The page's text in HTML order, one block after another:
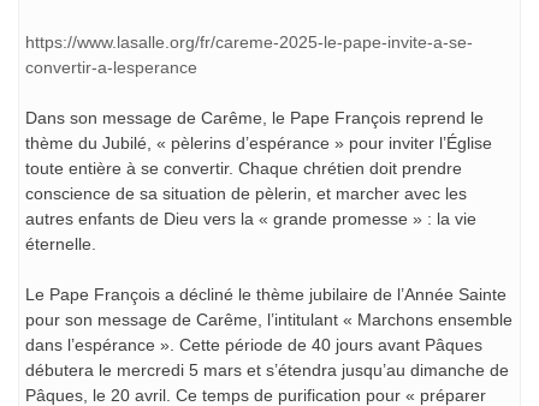
https://www.lasalle.org/fr/careme-2025-le-pape-invite-a-se-
convertir-a-lesperance
Dans son message de Carême, le Pape François reprend le
thème du Jubilé, « pèlerins d’espérance » pour inviter l’Église
toute entière à se convertir. Chaque chrétien doit prendre
conscience de sa situation de pèlerin, et marcher avec les
autres enfants de Dieu vers la « grande promesse » : la vie
éternelle.
Le Pape François a décliné le thème jubilaire de l’Année Sainte
pour son message de Carême, l’intitulant « Marchons ensemble
dans l’espérance ». Cette période de 40 jours avant Pâques
débutera le mercredi 5 mars et s’étendra jusqu’au dimanche de
Pâques, le 20 avril. Ce temps de purification pour « préparer